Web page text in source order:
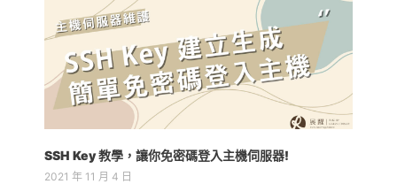
SSH Key 教學，讓你免密碼登入主機伺服器!
2021 年 11 月 4 日